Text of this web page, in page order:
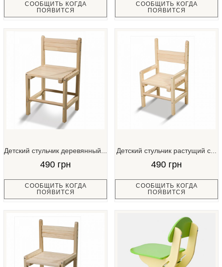
СООБЩИТЬ КОГДА
ПОЯВИТСЯ
СООБЩИТЬ КОГДА
ПОЯВИТСЯ
Детский стульчик деревянный...
490 грн
СООБЩИТЬ КОГДА
ПОЯВИТСЯ
Детский стульчик растущий с...
490 грн
СООБЩИТЬ КОГДА
ПОЯВИТСЯ